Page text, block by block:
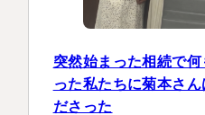
突然始まった相続で
った私たちに菊本さ
ださった